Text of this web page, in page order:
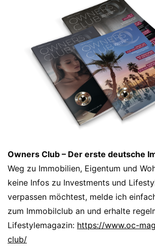
Owners Club – Der erste deutsche
Weg zu Immobilien, Eigentum und
keine Infos zu Investments und
verpassen möchtest, melde ich
zum Immobilclub an und erhalte
Lifestylemagazin: https://www.oc-
club/